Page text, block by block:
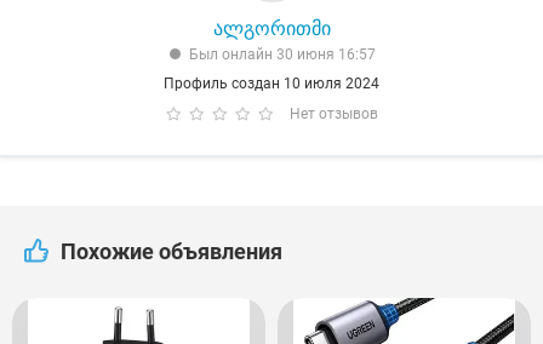
ალგორითმი
Был онлайн 30 июня 16:57
Профиль создан 10 июля 2024
Нет отзывов
Похожие объявления